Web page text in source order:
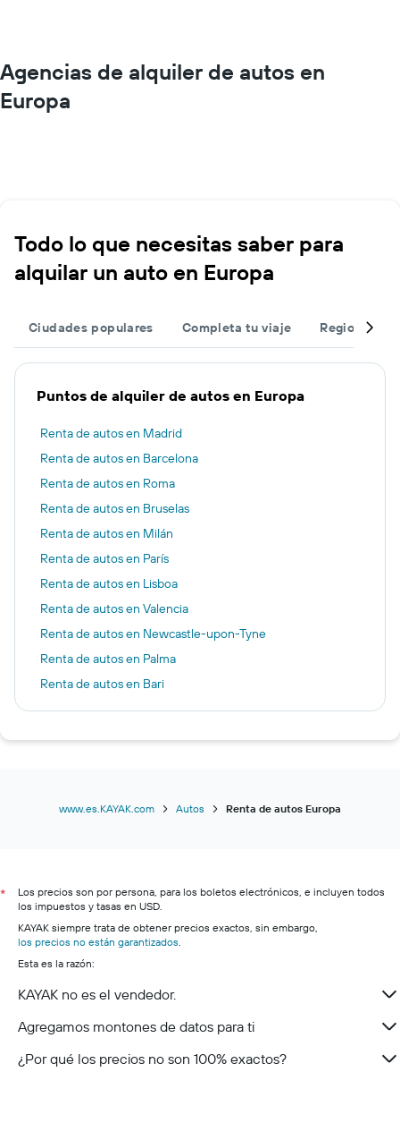
Agencias de alquiler de autos en
Europa
Todo lo que necesitas saber para
alquilar un auto en Europa
Ciudades populares Completa tu viaje Regiones
Puntos de alquiler de autos en Europa
Renta de autos en Madrid
Renta de autos en Barcelona
Renta de autos en Roma
Renta de autos en Bruselas
Renta de autos en Milán
Renta de autos en París
Renta de autos en Lisboa
Renta de autos en Valencia
Renta de autos en Newcastle-upon-Tyne
Renta de autos en Palma
Renta de autos en Bari
Renta de autos en Málaga
Renta de autos en Zúrich
Renta de autos en Alicante
Renta de autos en Zillertal
Renta de autos en Kleinwalsertal
Renta de autos en Kvarner
Renta de autos en Riviera de Makarska
www.es.KAYAK.com Autos Renta de autos Europa
*
Los precios son por persona, para los boletos electrónicos, e incluyen todos
los impuestos y tasas en USD.
KAYAK siempre trata de obtener precios exactos, sin embargo,
los precios no están garantizados.
Esta es la razón:
KAYAK no es el vendedor.
Agregamos montones de datos para ti
¿Por qué los precios no son 100% exactos?